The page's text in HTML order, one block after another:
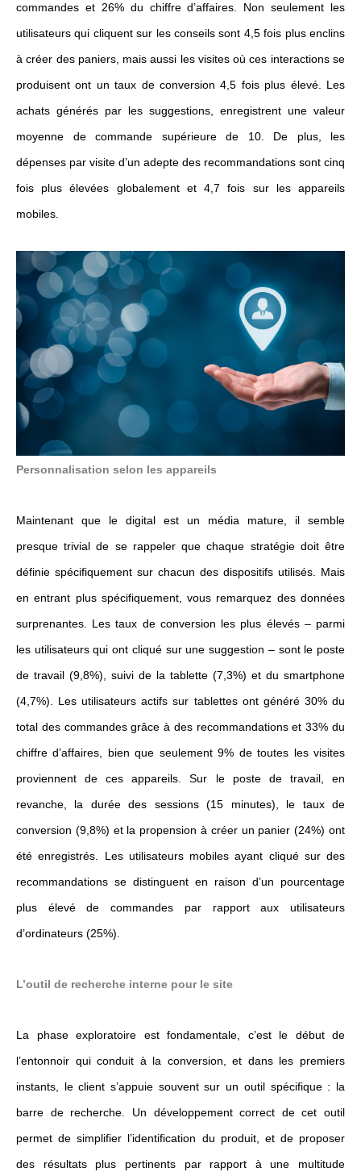
commandes et 26% du chiffre d’affaires. Non seulement les
utilisateurs qui cliquent sur les conseils sont 4,5 fois plus enclins
à créer des paniers, mais aussi les visites où ces interactions se
produisent ont un taux de conversion 4,5 fois plus élevé. Les
achats générés par les suggestions, enregistrent une valeur
moyenne de commande supérieure de 10. De plus, les
dépenses par visite d’un adepte des recommandations sont cinq
fois plus élevées globalement et 4,7 fois sur les appareils
mobiles.
Personnalisation selon les appareils
Maintenant que le digital est un média mature, il semble
presque trivial de se rappeler que chaque stratégie doit être
définie spécifiquement sur chacun des dispositifs utilisés. Mais
en entrant plus spécifiquement, vous remarquez des données
surprenantes. Les taux de conversion les plus élevés – parmi
les utilisateurs qui ont cliqué sur une suggestion – sont le poste
de travail (9,8%), suivi de la tablette (7,3%) et du smartphone
(4,7%). Les utilisateurs actifs sur tablettes ont généré 30% du
total des commandes grâce à des recommandations et 33% du
chiffre d’affaires, bien que seulement 9% de toutes les visites
proviennent de ces appareils. Sur le poste de travail, en
revanche, la durée des sessions (15 minutes), le taux de
conversion (9,8%) et la propension à créer un panier (24%) ont
été enregistrés. Les utilisateurs mobiles ayant cliqué sur des
recommandations se distinguent en raison d’un pourcentage
plus élevé de commandes par rapport aux utilisateurs
d’ordinateurs (25%).
L’outil de recherche interne pour le site
La phase exploratoire est fondamentale, c’est le début de
l’entonnoir qui conduit à la conversion, et dans les premiers
instants, le client s’appuie souvent sur un outil spécifique : la
barre de recherche. Un développement correct de cet outil
permet de simplifier l’identification du produit, et de proposer
des résultats plus pertinents par rapport à une multitude